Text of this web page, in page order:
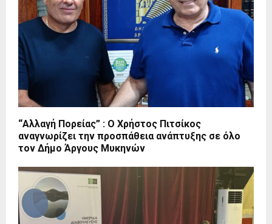
“Αλλαγή Πορείας” : O Χρήστος Πιτσίκος
αναγνωρίζει την προσπάθεια ανάπτυξης σε όλο
τον Δήμο Άργους Μυκηνών